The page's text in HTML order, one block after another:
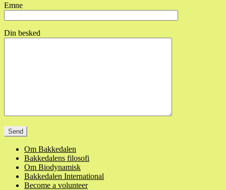
Emne
Din besked
Om Bakkedalen
Bakkedalens filosofi
Om Biodynamisk
Bakkedalen International
Become a volunteer